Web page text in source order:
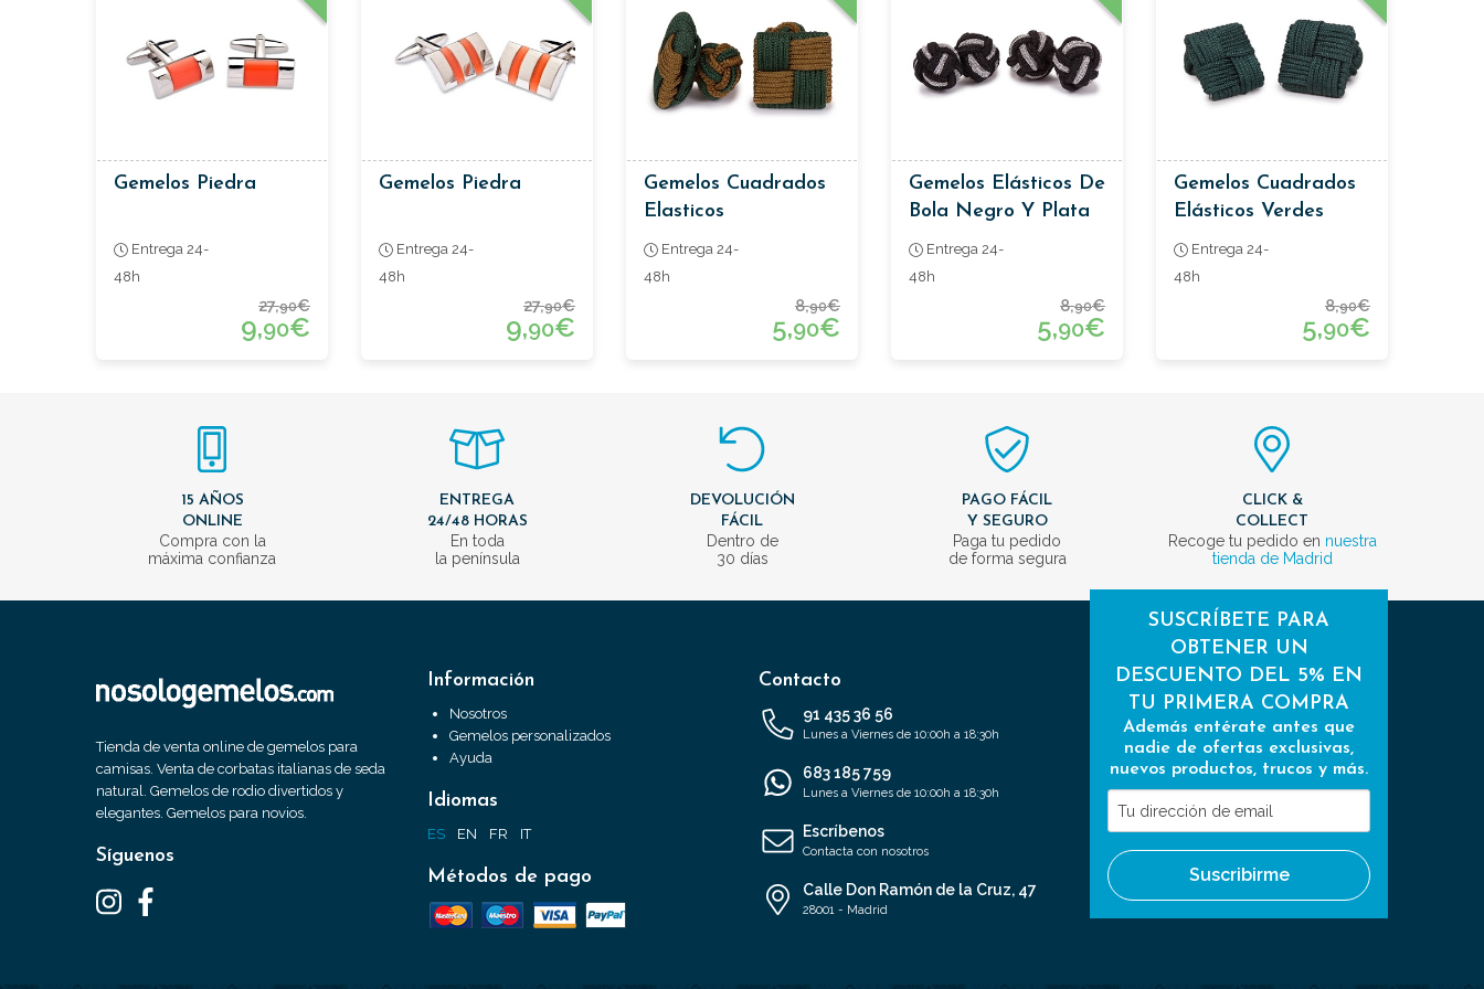
Gemelos Piedra
Entrega 24-
48h
27,90€
9,90€
Gemelos Piedra
Entrega 24-
48h
27,90€
9,90€
Gemelos Cuadrados
Elasticos
Entrega 24-
48h
8,90€
5,90€
Gemelos Elásticos De
Bola Negro Y Plata
Entrega 24-
48h
8,90€
5,90€
Gemelos Cuadrados
Elásticos Verdes
Entrega 24-
48h
8,90€
5,90€
15 AÑOS
ONLINE
Compra con la
máxima confianza
ENTREGA
24/48 HORAS
En toda
la península
DEVOLUCIÓN
FÁCIL
Dentro de
30 días
PAGO FÁCIL
Y SEGURO
Paga tu pedido
de forma segura
CLICK &
COLLECT
Recoge tu pedido en nuestra
tienda de Madrid
Tienda de venta online de gemelos para
camisas. Venta de corbatas italianas de seda
natural. Gemelos de rodio divertidos y
elegantes. Gemelos para novios.
Síguenos
Información
Nosotros
Gemelos personalizados
Ayuda
Idiomas
ES EN FR IT
Métodos de pago
Contacto
91 435 36 56
Lunes a Viernes de 10:00h a 18:30h
683 185 759
Lunes a Viernes de 10:00h a 18:30h
Escríbenos
Contacta con nosotros
Calle Don Ramón de la Cruz, 47
28001 - Madrid
SUSCRÍBETE PARA
OBTENER UN
DESCUENTO DEL 5% EN
TU PRIMERA COMPRA
Además entérate antes que
nadie de ofertas exclusivas,
nuevos productos, trucos y más.
Tu
dirección
de
email
Suscribirme